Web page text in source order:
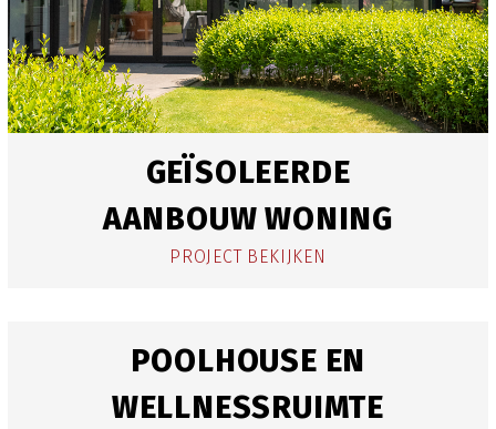
GEÏSOLEERDE
AANBOUW WONING
PROJECT BEKIJKEN
POOLHOUSE EN
WELLNESSRUIMTE